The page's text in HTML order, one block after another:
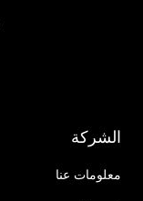
الشركة
معلومات عنا